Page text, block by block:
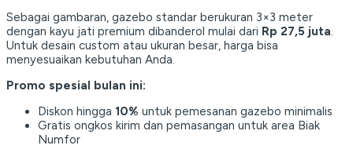
Sebagai gambaran, gazebo standar berukuran 3×3 meter
dengan kayu jati premium dibanderol mulai dari Rp 27,5 juta.
Untuk desain custom atau ukuran besar, harga bisa
menyesuaikan kebutuhan Anda.
Promo spesial bulan ini:
Diskon hingga 10% untuk pemesanan gazebo minimalis
Gratis ongkos kirim dan pemasangan untuk area Biak
Numfor